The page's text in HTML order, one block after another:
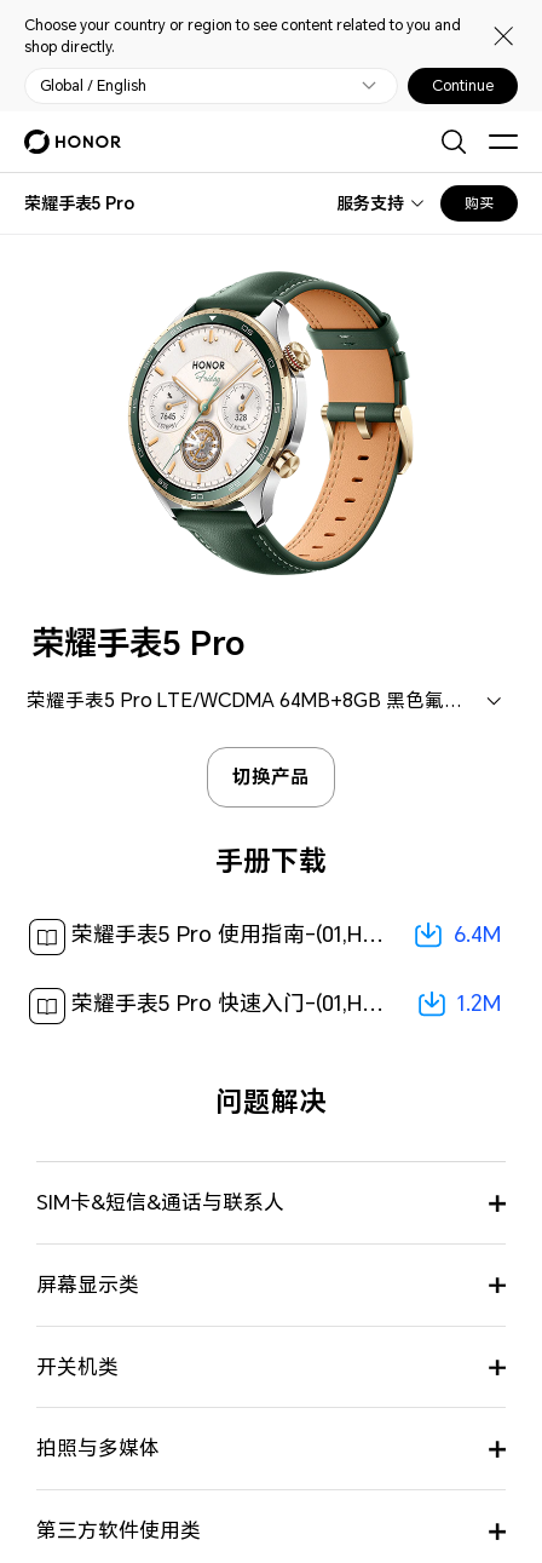
Choose your country or region to see content related to you and
shop directly.
Global / English Continue
荣耀手表5 Pro 服务支持 购买
荣耀手表5 Pro
荣耀手表5 Pro LTE/WCDMA 64MB+8GB 黑色氟橡胶表带 (HAL-L19)
切换产品
手册下载
荣耀手表5 Pro 使用指南-(01,HAL-B19&HAL-L19,zh-CN)[ 6.4M ] 6.4M
荣耀手表5 Pro 快速入门-(01,HAL-L19,zh-CN)[ 1.2M ] 1.2M
问题解决
SIM卡&短信&通话与联系人
屏幕显示类
开关机类
拍照与多媒体
第三方软件使用类